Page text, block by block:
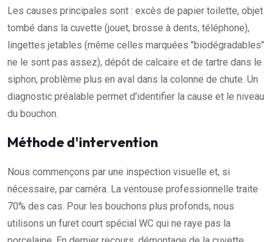
Les causes principales sont : excès de papier toilette, objet
tombé dans la cuvette (jouet, brosse à dents, téléphone),
lingettes jetables (même celles marquées "biodégradables"
ne le sont pas assez), dépôt de calcaire et de tartre dans le
siphon, problème plus en aval dans la colonne de chute. Un
diagnostic préalable permet d'identifier la cause et le niveau
du bouchon.
Méthode d'intervention
Nous commençons par une inspection visuelle et, si
nécessaire, par caméra. La ventouse professionnelle traite
70% des cas. Pour les bouchons plus profonds, nous
utilisons un furet court spécial WC qui ne raye pas la